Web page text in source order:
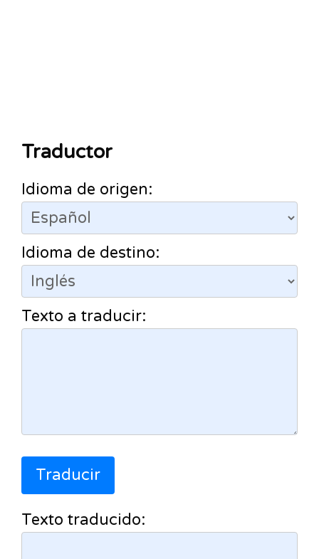
Traductor
Idioma de origen:
Idioma de destino:
Texto a traducir:
Traducir
Texto traducido: